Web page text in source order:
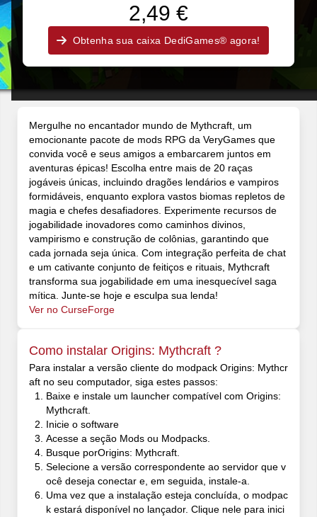
2,49 €
Obtenha sua caixa DediGames® agora!
Mergulhe no encantador mundo de Mythcraft, um
emocionante pacote de mods RPG da VeryGames que
convida você e seus amigos a embarcarem juntos em
aventuras épicas! Escolha entre mais de 20 raças
jogáveis únicas, incluindo dragões lendários e vampiros
formidáveis, enquanto explora vastos biomas repletos de
magia e chefes desafiadores. Experimente recursos de
jogabilidade inovadores como caminhos divinos,
vampirismo e construção de colônias, garantindo que
cada jornada seja única. Com integração perfeita de chat
e um cativante conjunto de feitiços e rituais, Mythcraft
transforma sua jogabilidade em uma inesquecível saga
mítica. Junte-se hoje e esculpa sua lenda!
Ver no CurseForge
Como instalar Origins: Mythcraft ?
Para instalar a versão cliente do modpack Origins: Mythcr
aft no seu computador, siga estes passos:
Baixe e instale um launcher compatível com Origins:
Mythcraft.
Inicie o software
Acesse a seção Mods ou Modpacks.
Busque porOrigins: Mythcraft.
Selecione a versão correspondente ao servidor que v
ocê deseja conectar e, em seguida, instale-a.
Uma vez que a instalação esteja concluída, o modpac
k estará disponível no lançador. Clique nele para inici